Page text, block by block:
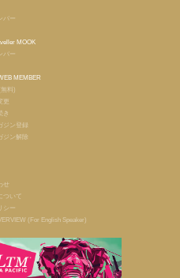
バー
MOOK
バー
MEMBER
料)
更
き
ジン登録
ジン解除
せ
ついて
シー
(For English Speaker)